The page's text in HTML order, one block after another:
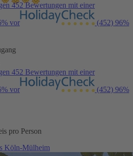
452 Bewertungen mit einer
vor (452) 96%
452 Bewertungen mit einer
vor (452) 96%
pro Person
Köln-Mülheim